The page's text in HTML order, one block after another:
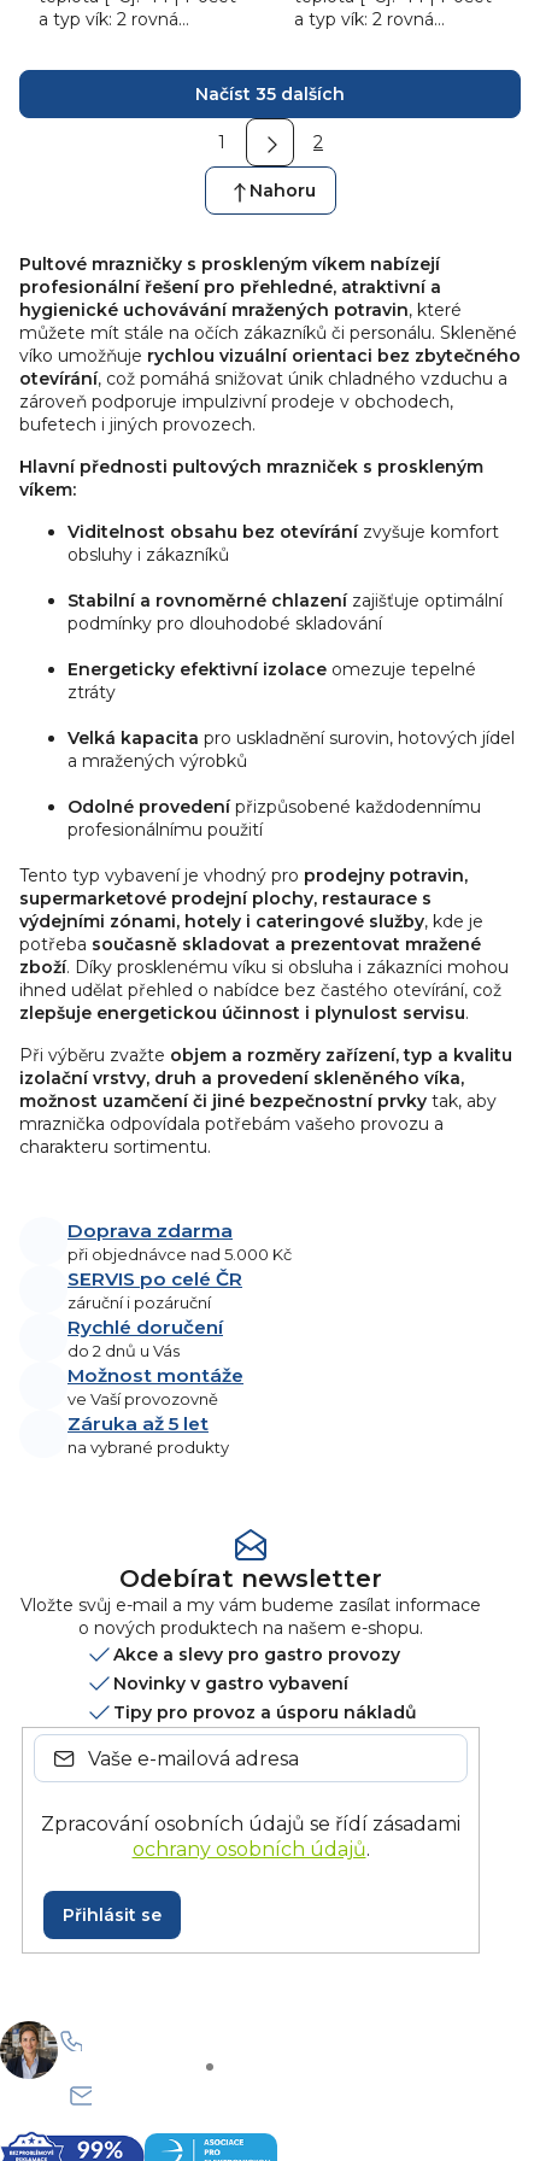
a typ vík: 2 rovná
tvrzeného skla. Pultová
mraznička Tefcold NIC
a typ vík: 2 rovná
Příkon [kW]: 0.265.
Pultová...
O
v
l
á
d
a
í
p
r
v
k
y
p
s
Načíst 35 dalších
t
r
á
n
v
á
n
í
1 2
Nahoru
Pultové mrazničky s proskleným víkem nabízejí
profesionální řešení pro přehledné, atraktivní a
hygienické uchovávání mražených potravin, které
můžete mít stále na očích zákazníků či personálu. Skleněné
víko umožňuje rychlou vizuální orientaci bez zbytečného
otevírání, což pomáhá snižovat únik chladného vzduchu a
zároveň podporuje impulzivní prodeje v obchodech,
bufetech i jiných provozech.
Hlavní přednosti pultových mrazniček s proskleným
víkem:
Viditelnost obsahu bez otevíránízvyšuje komfort
obsluhy i zákazníků
Stabilní a rovnoměrné chlazenízajišťuje optimální
podmínky pro dlouhodobé skladování
Energeticky efektivní izolace omezuje tepelné
ztráty
Velká kapacita pro uskladnění surovin, hotových jídel
a mražených výrobků
Odolné provedenípřizpůsobené každodennímu
profesionálnímu použití
Tento typ vybavení je vhodný pro prodejny potravin,
supermarketové prodejní plochy, restaurace s
výdejními zónami, hotely i cateringové služby, kde je
potřeba současně skladovat a prezentovat mražené
zboží. Díky prosklenému víku si obsluha i zákazníci mohou
ihned udělat přehled o nabídce bez častého otevírání, což
zlepšuje energetickou účinnost i plynulost servisu.
Při výběru zvažte objem a rozměry zařízení, typ a kvalitu
izolační vrstvy, druh a provedení skleněného víka,
možnost uzamčení či jiné bezpečnostní prvky tak, aby
mraznička odpovídala potřebám vašeho provozu a
charakteru sortimentu.
Doprava zdarma
při objednávce nad 5.000 Kč
SERVIS po celé ČR
záruční i pozáruční
Rychlé doručení
do 2 dnů u Vás
Možnost montáže
ve Vaší provozovně
Záruka až 5 let
na vybrané produkty
Odebírat newsletter
Vložte svůj e-mail a my vám budeme zasílat informace
o nových produktech na našem e-shopu.
Akce a slevy pro gastro provozy
Novinky v gastro vybavení
Tipy pro provoz a úsporu nákladů
Zpracování osobních údajů se řídí zásadami
ochrany osobních údajů.
Přihlásit se